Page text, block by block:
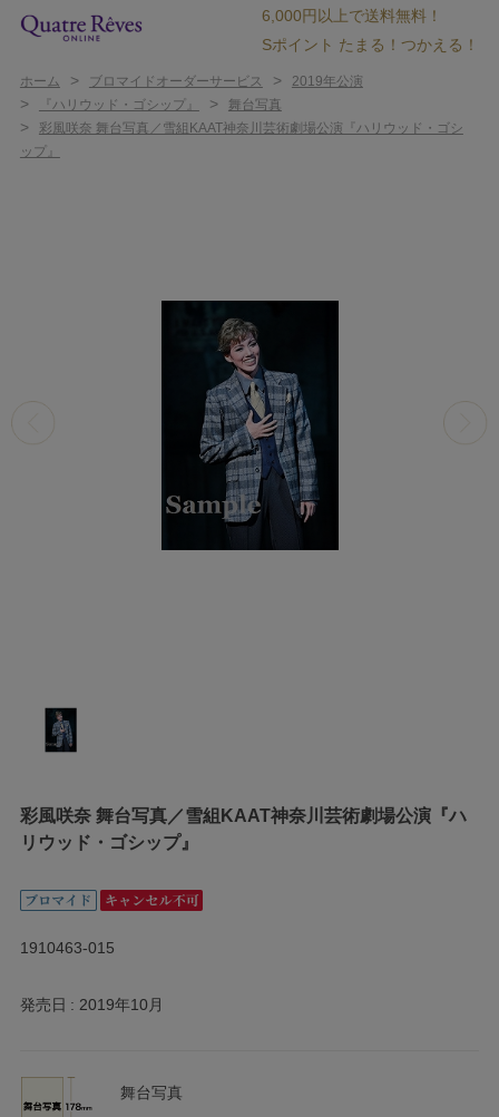
6,000円以上で送料無料！
Sポイント たまる！つかえる！
ホーム > ブロマイドオーダーサービス > 2019年公演
> 『ハリウッド・ゴシップ』 > 舞台写真
>
彩風咲奈 舞台写真／雪組KAAT神奈川芸術劇場公演『ハリウッド・ゴシ
ップ』
彩風咲奈 舞台写真／雪組KAAT神奈川芸術劇場公演『ハ
リウッド・ゴシップ』
1910463-015
発売日 2019年10月
舞台写真